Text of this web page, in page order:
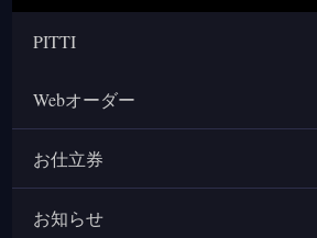
PITTI
Webオーダー
お仕立券
お知らせ